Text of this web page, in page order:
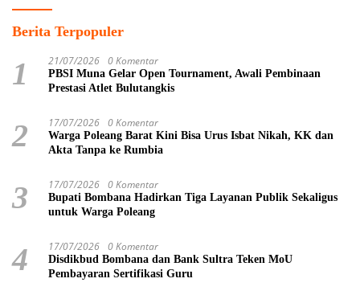
Berita Terpopuler
1 21/07/2026 0 Komentar
PBSI Muna Gelar Open Tournament, Awali Pembinaan
Prestasi Atlet Bulutangkis
2 17/07/2026 0 Komentar
Warga Poleang Barat Kini Bisa Urus Isbat Nikah, KK dan
Akta Tanpa ke Rumbia
3 17/07/2026 0 Komentar
Bupati Bombana Hadirkan Tiga Layanan Publik Sekaligus
untuk Warga Poleang
4 17/07/2026 0 Komentar
Disdikbud Bombana dan Bank Sultra Teken MoU
Pembayaran Sertifikasi Guru